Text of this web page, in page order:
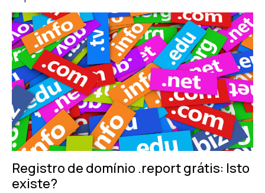
Registro de domínio .report grátis: Isto
existe?